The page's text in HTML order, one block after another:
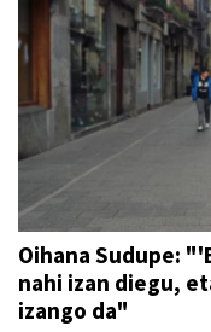
Oihana Sudupe:
nahi izan diegu,
izango da"